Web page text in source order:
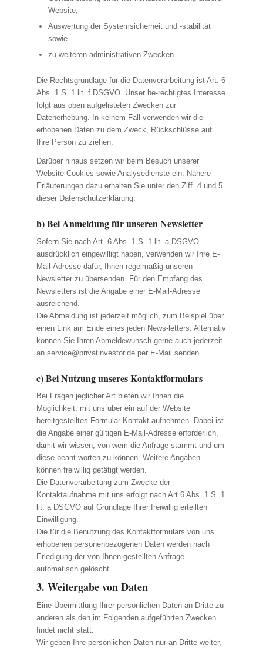
Website,
Auswertung der Systemsicherheit und -stabilität
sowie
zu weiteren administrativen Zwecken.
Die Rechtsgrundlage für die Datenverarbeitung ist Art. 6
Abs. 1 S. 1 lit. f DSGVO. Unser be-rechtigtes Interesse
folgt aus oben aufgelisteten Zwecken zur
Datenerhebung. In keinem Fall verwenden wir die
erhobenen Daten zu dem Zweck, Rückschlüsse auf
Ihre Person zu ziehen.
Darüber hinaus setzen wir beim Besuch unserer
Website Cookies sowie Analysedienste ein. Nähere
Erläuterungen dazu erhalten Sie unter den Ziff. 4 und 5
dieser Datenschutzerklärung.
b) Bei Anmeldung für unseren Newsletter
Sofern Sie nach Art. 6 Abs. 1 S. 1 lit. a DSGVO
ausdrücklich eingewilligt haben, verwenden wir Ihre E-
Mail-Adresse dafür, Ihnen regelmäßig unseren
Newsletter zu übersenden. Für den Empfang des
Newsletters ist die Angabe einer E-Mail-Adresse
ausreichend.
Die Abmeldung ist jederzeit möglich, zum Beispiel über
einen Link am Ende eines jeden News-letters. Alternativ
können Sie Ihren Abmeldewunsch gerne auch jederzeit
anservice@privatinvestor.de per E-Mail senden.
c) Bei Nutzung unseres Kontaktformulars
Bei Fragen jeglicher Art bieten wir Ihnen die
Möglichkeit, mit uns über ein auf der Website
bereitgestelltes Formular Kontakt aufnehmen. Dabei ist
die Angabe einer gültigen E-Mail-Adresse erforderlich,
damit wir wissen, von wem die Anfrage stammt und um
diese beant-worten zu können. Weitere Angaben
können freiwillig getätigt werden.
Die Datenverarbeitung zum Zwecke der
Kontaktaufnahme mit uns erfolgt nach Art 6 Abs. 1 S. 1
lit. a DSGVO auf Grundlage Ihrer freiwillig erteilten
Einwilligung.
Die für die Benutzung des Kontaktformulars von uns
erhobenen personenbezogenen Daten werden nach
Erledigung der von Ihnen gestellten Anfrage
automatisch gelöscht.
3. Weitergabe von Daten
Eine Übermittlung Ihrer persönlichen Daten an Dritte zu
anderen als den im Folgenden aufgeführten Zwecken
findet nicht statt.
Wir geben Ihre persönlichen Daten nur an Dritte weiter,